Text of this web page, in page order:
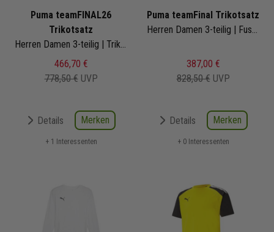
Puma teamFINAL26
Trikotsatz
Herren Damen 3-teilig | Trikot Fussballshort Core Sockenstutzen | Fussball Trikot Set
466,70 €
778,50 € UVP
Details Merken
+ 1 Interessenten
Puma teamFinal Trikotsatz
Herren Damen 3-teilig | Fussball Trikot Fussballshort Core Sockenstutzen | 705737-04 | Fussball Trikot Set
387,00 €
828,50 € UVP
Details Merken
+ 0 Interessenten